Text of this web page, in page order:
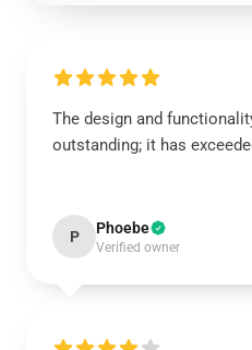
The design and
outstanding; it has
P Phoebe
Verified owner